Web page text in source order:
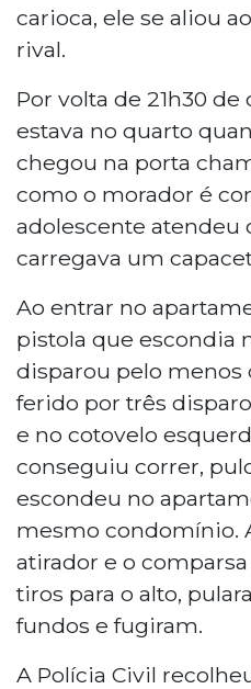
carioca, ele se aliou
rival.
Por volta de 21h30 de
estava no quarto
chegou na porta
como o morador é
adolescente atendeu
carregava um
Ao entrar no
pistola que escondia
disparou pelo menos
ferido por três
e no cotovelo
conseguiu correr,
escondeu no
mesmo condomínio.
atirador e o
tiros para o alto,
fundos e fugiram.
A Polícia Civil